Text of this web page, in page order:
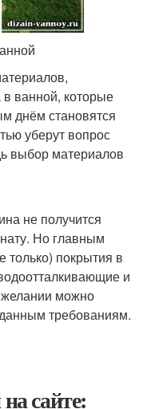
ванной, которые
днём становятся
уберут вопрос
выбор материалов
не получится
Но главным
только) покрытия в
и
желании можно
требованиям.
сайте: